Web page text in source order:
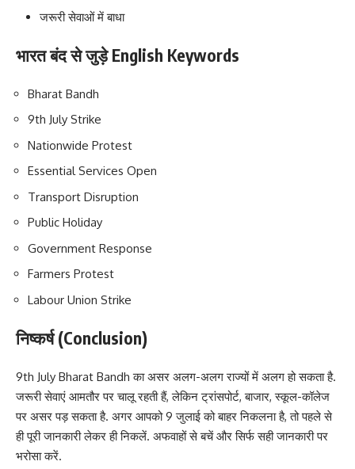
जरूरी सेवाओं में बाधा
भारत बंद से जुड़े English Keywords
Bharat Bandh
9th July Strike
Nationwide Protest
Essential Services Open
Transport Disruption
Public Holiday
Government Response
Farmers Protest
Labour Union Strike
निष्कर्ष (Conclusion)
9th July Bharat Bandh का असर अलग-अलग राज्यों में अलग हो सकता है.
जरूरी सेवाएं आमतौर पर चालू रहती हैं, लेकिन ट्रांसपोर्ट, बाजार, स्कूल-कॉलेज
पर असर पड़ सकता है. अगर आपको 9 जुलाई को बाहर निकलना है, तो पहले से
ही पूरी जानकारी लेकर ही निकलें. अफवाहों से बचें और सिर्फ सही जानकारी पर
भरोसा करें.